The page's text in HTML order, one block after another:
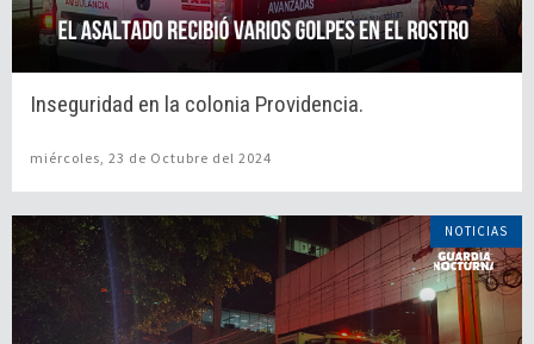
Inseguridad en la colonia Providencia.
miércoles, 23 de Octubre del 2024
NOTICIAS